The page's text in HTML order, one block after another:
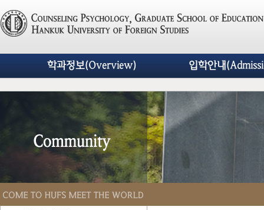
학과정보(Overview) 입학안내